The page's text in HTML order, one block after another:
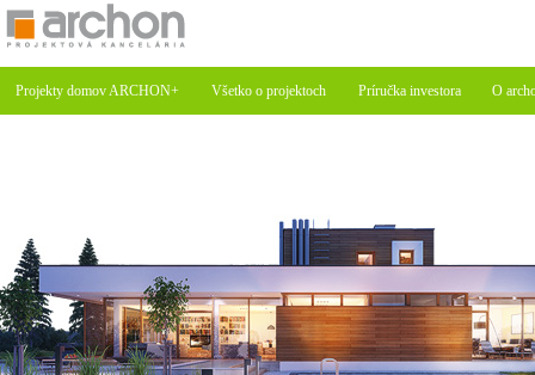
Projekty domov ARCHON+ Všetko o projektoch Príručka investora O